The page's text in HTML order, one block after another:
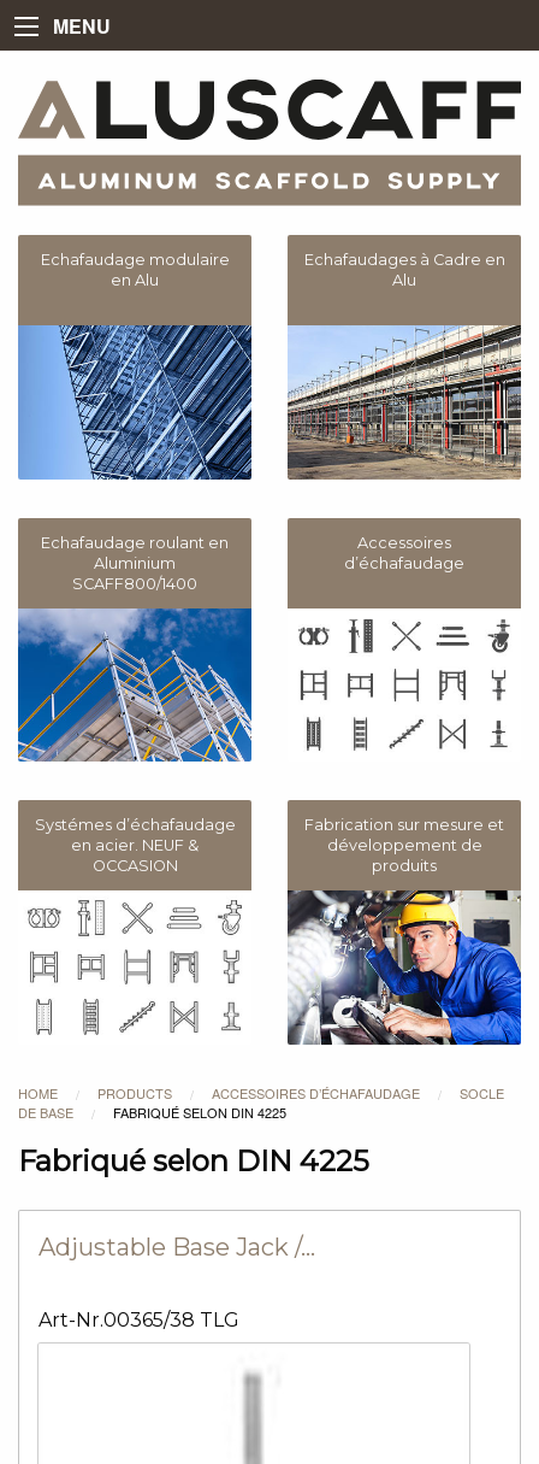
MENU
Echafaudage modulaire
en Alu
Echafaudages à Cadre en
Alu
Echafaudage roulant en
Aluminium
SCAFF800/1400
Accessoires
d’échafaudage
Systémes d’échafaudage
en acier. NEUF &
OCCASION
Fabrication sur mesure et
développement de
produits
HOME / PRODUCTS / ACCESSOIRES D’ÉCHAFAUDAGE /
SOCLE
DE BASE
/ FABRIQUÉ SELON DIN 4225
Fabriqué selon DIN 4225
Adjustable Base Jack /…
Art-Nr.00365/38 TLG